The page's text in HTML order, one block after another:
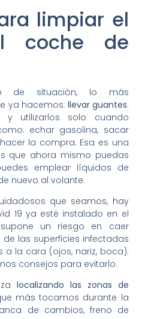
limpiar el
coche de
de situación, lo más
ya hacemos: llevar guantes.
y utilizarlos solo cuando
echar gasolina, sacar
la compra. Esa es una
que ahora mismo puedas
emplear líquidos de
nuevo al volante.
que seamos, hay
19 ya esté instalado en el
un riesgo en caer
las superficies infectadas
la cara (ojos, nariz, boca).
consejos para evitarlo.
localizando las zonas de
más tocamos durante la
de cambios, freno de